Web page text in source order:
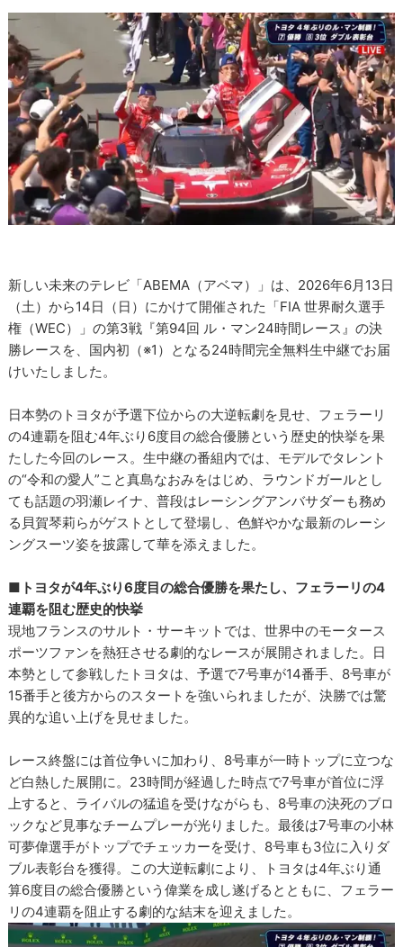
新しい未来のテレビ「ABEMA（アベマ）」は、2026年6月13日
（土）から14日（日）にかけて開催された「FIA 世界耐久選手
権（WEC）」の第3戦『第94回 ル・マン24時間レース』の決
勝レースを、国内初（※1）となる24時間完全無料生中継でお届
けいたしました。
日本勢のトヨタが予選下位からの大逆転劇を見せ、フェラーリ
の4連覇を阻む4年ぶり6度目の総合優勝という歴史的快挙を果
たした今回のレース。生中継の番組内では、モデルでタレント
の“令和の愛人”こと真島なおみをはじめ、ラウンドガールとし
ても話題の羽瀬レイナ、普段はレーシングアンバサダーも務め
る貝賀琴莉らがゲストとして登場し、色鮮やかな最新のレーシ
ングスーツ姿を披露して華を添えました。
■トヨタが4年ぶり6度目の総合優勝を果たし、フェラーリの4
連覇を阻む歴史的快挙
現地フランスのサルト・サーキットでは、世界中のモータース
ポーツファンを熱狂させる劇的なレースが展開されました。日
本勢として参戦したトヨタは、予選で7号車が14番手、8号車が
15番手と後方からのスタートを強いられましたが、決勝では驚
異的な追い上げを見せました。
レース終盤には首位争いに加わり、8号車が一時トップに立つな
ど白熱した展開に。23時間が経過した時点で7号車が首位に浮
上すると、ライバルの猛追を受けながらも、8号車の決死のブロ
ックなど見事なチームプレーが光りました。最後は7号車の小林
可夢偉選手がトップでチェッカーを受け、8号車も3位に入りダ
ブル表彰台を獲得。この大逆転劇により、トヨタは4年ぶり通
算6度目の総合優勝という偉業を成し遂げるとともに、フェラー
リの4連覇を阻止する劇的な結末を迎えました。